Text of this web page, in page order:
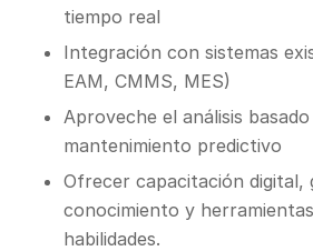
tiempo real
Integración con sistemas
EAM, CMMS, MES)
Aproveche el análisis
mantenimiento predictivo
Ofrecer capacitación digital,
conocimiento y
habilidades.